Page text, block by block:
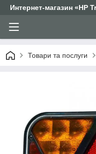
Интернет-магазин «HP
Товари та послуги